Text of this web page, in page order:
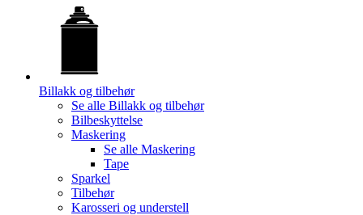
Billakk og tilbehør
Se alle Billakk og tilbehør
Bilbeskyttelse
Maskering
Se alle Maskering
Tape
Sparkel
Tilbehør
Karosseri og understell